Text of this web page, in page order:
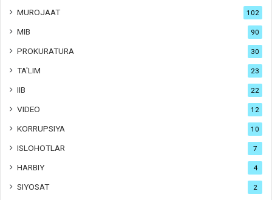
MUROJAAT 102
MIB 90
PROKURATURA 30
TA'LIM 23
IIB 22
VIDEO 12
KORRUPSIYA 10
ISLOHOTLAR 7
HARBIY 4
SIYOSAT 2